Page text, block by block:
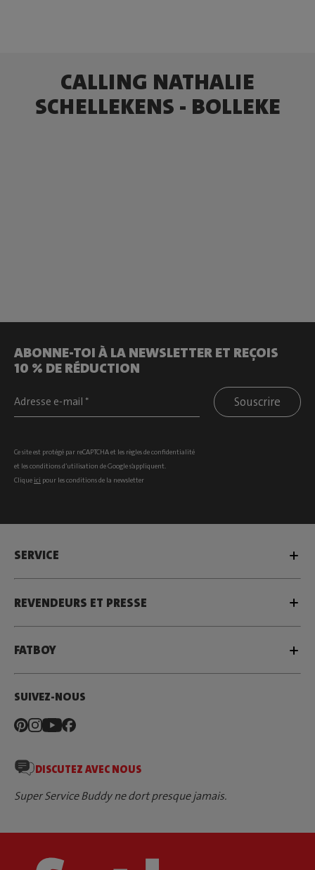
CALLING NATHALIE
SCHELLEKENS - BOLLEKE
ABONNE-TOI À LA NEWSLETTER ET REÇOIS
10 % DE RÉDUCTION
Souscrire
Ce site est protégé par reCAPTCHA et les règles de confidentialité
et lesconditions d’utilisation de Google s’appliquent.
Clique ici pour les conditions de la newsletter
SERVICE
REVENDEURS ET PRESSE
FATBOY
SUIVEZ-NOUS
DISCUTEZ AVEC NOUS
Super Service Buddy ne dort presque jamais.